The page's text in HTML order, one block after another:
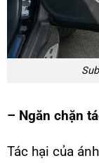
– Ngăn chặn
Tác hại của